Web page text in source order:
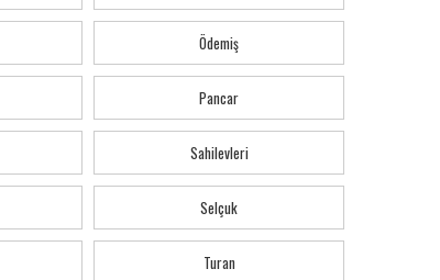
Ödemiş
Pancar
Sahilevleri
Selçuk
Turan